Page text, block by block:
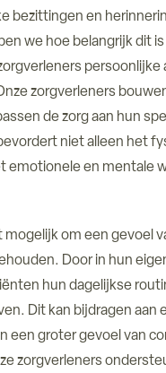
bezittingen en
we hoe belangrijk dit
persoonlijke
zorgverleners
de zorg aan hun
niet alleen het
emotionele en mentale
mogelijk om een gevoel
Door in hun
hun dagelijkse
Dit kan bijdragen aan
een groter gevoel van
zorgverleners